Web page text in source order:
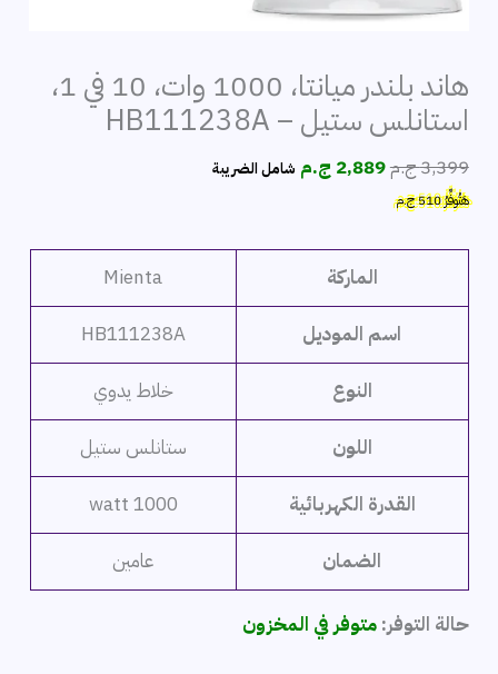
هاند بلندر ميانتا، 1000 وات، 10 في 1،
استانلس ستيل – HB111238A
3,399ج.مالسعر
2,889 ج.م السعر
شامل الضريبة
هَتُوفِّرُ510ج.م
الماركة Mienta
اسم الموديل HB111238A
النوع خلاط يدوي
اللون ستانلس ستيل
القدرة الكهربائية 1000 watt
الضمان عامين
حالة التوفر: متوفر في المخزون